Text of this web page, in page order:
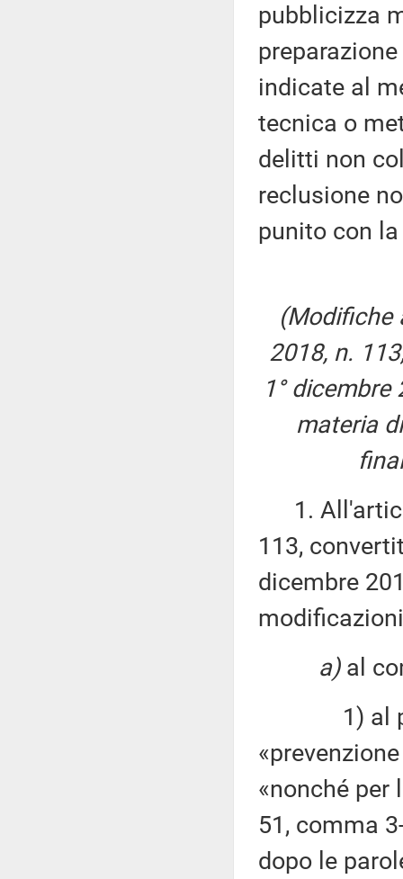
pubblicizza
indicate al
tecnica o
delitti non
reclusione
punito con
(Modifiche
2018, n.
1°
materia
1.
113,
dicembre
a)al
1) al
«nonché per
51, comma
dopo le